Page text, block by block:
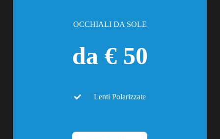
OCCHIALI DA SOLE
da € 50
Lenti Polarizzate